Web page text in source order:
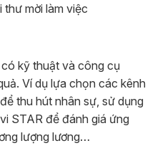
thư mời làm việc
kỹ thuật và công cụ
Ví dụ lựa chọn các kênh
thu hút nhân sự, sử dụng
STAR để đánh giá ứng
lượng lương…